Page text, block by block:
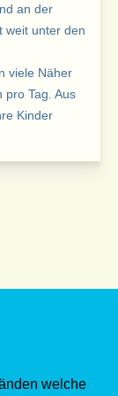
an der
weit unter den
viele Näher
pro Tag. Aus
Kinder